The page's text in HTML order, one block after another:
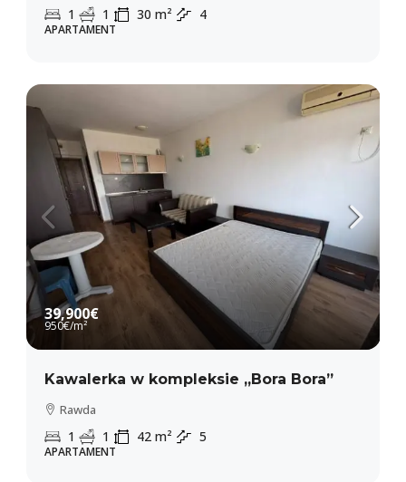
1 1 30 m² 4
APARTAMENT
39,900€
950€/m²
Kawalerka w kompleksie „Bora Bora”
Rawda
1 1 42 m² 5
APARTAMENT